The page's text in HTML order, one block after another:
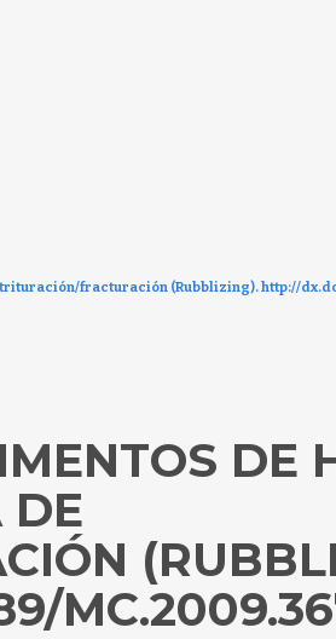
fracturación (Rubblizing). http://
DE
DE